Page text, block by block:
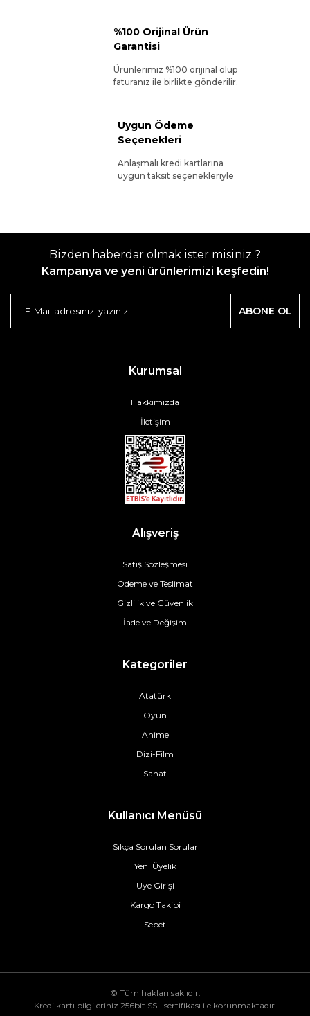
%100 Orijinal Ürün
Garantisi
Ürünlerimiz %100 orijinal olup
faturanız ile birlikte gönderilir.
Uygun Ödeme
Seçenekleri
Anlaşmalı kredi kartlarına
uygun taksit seçenekleriyle
Bizden haberdar olmak ister misiniz ?
Kampanya ve yeni ürünlerimizi keşfedin!
ABONE OL
Kurumsal
Hakkımızda
İletişim
Alışveriş
Satış Sözleşmesi
Ödeme ve Teslimat
Gizlilik ve Güvenlik
İade ve Değişim
Kategoriler
Atatürk
Oyun
Anime
Dizi-Film
Sanat
Kullanıcı Menüsü
Sıkça Sorulan Sorular
Yeni Üyelik
Üye Girişi
Kargo Takibi
Sepet
© Tüm hakları saklıdır.
Kredi kartı bilgileriniz 256bit SSL sertifikası ile korunmaktadır.